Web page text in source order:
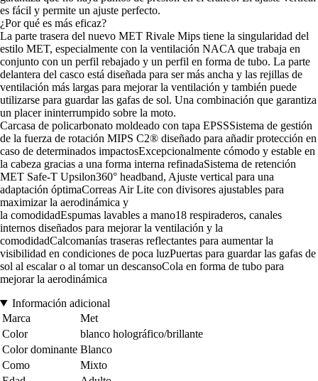
es fácil y permite un ajuste perfecto.
¿Por qué es más eficaz?
La parte trasera del nuevo MET Rivale Mips tiene la singularidad del
estilo MET, especialmente con la ventilación NACA que trabaja en
conjunto con un perfil rebajado y un perfil en forma de tubo. La parte
delantera del casco está diseñada para ser más ancha y las rejillas de
ventilación más largas para mejorar la ventilación y también puede
utilizarse para guardar las gafas de sol. Una combinación que garantiza
un placer ininterrumpido sobre la moto.
Carcasa de policarbonato moldeado con tapa EPSSSistema de gestión
de la fuerza de rotación MIPS C2® diseñado para añadir protección en
caso de determinados impactosExcepcionalmente cómodo y estable en
la cabeza gracias a una forma interna refinadaSistema de retención
MET Safe-T Upsilon360° headband, Ajuste vertical para una
adaptación óptimaCorreas Air Lite con divisores ajustables para
maximizar la aerodinámica y
la comodidadEspumas lavables a mano18 respiraderos, canales
internos diseñados para mejorar la ventilación y la
comodidadCalcomanías traseras reflectantes para aumentar la
visibilidad en condiciones de poca luzPuertas para guardar las gafas de
sol al escalar o al tomar un descansoCola en forma de tubo para
mejorar la aerodinámica
Información adicional
Marca
Met
Color
blanco holográfico/brillante
Color dominante Blanco
Como
Mixto